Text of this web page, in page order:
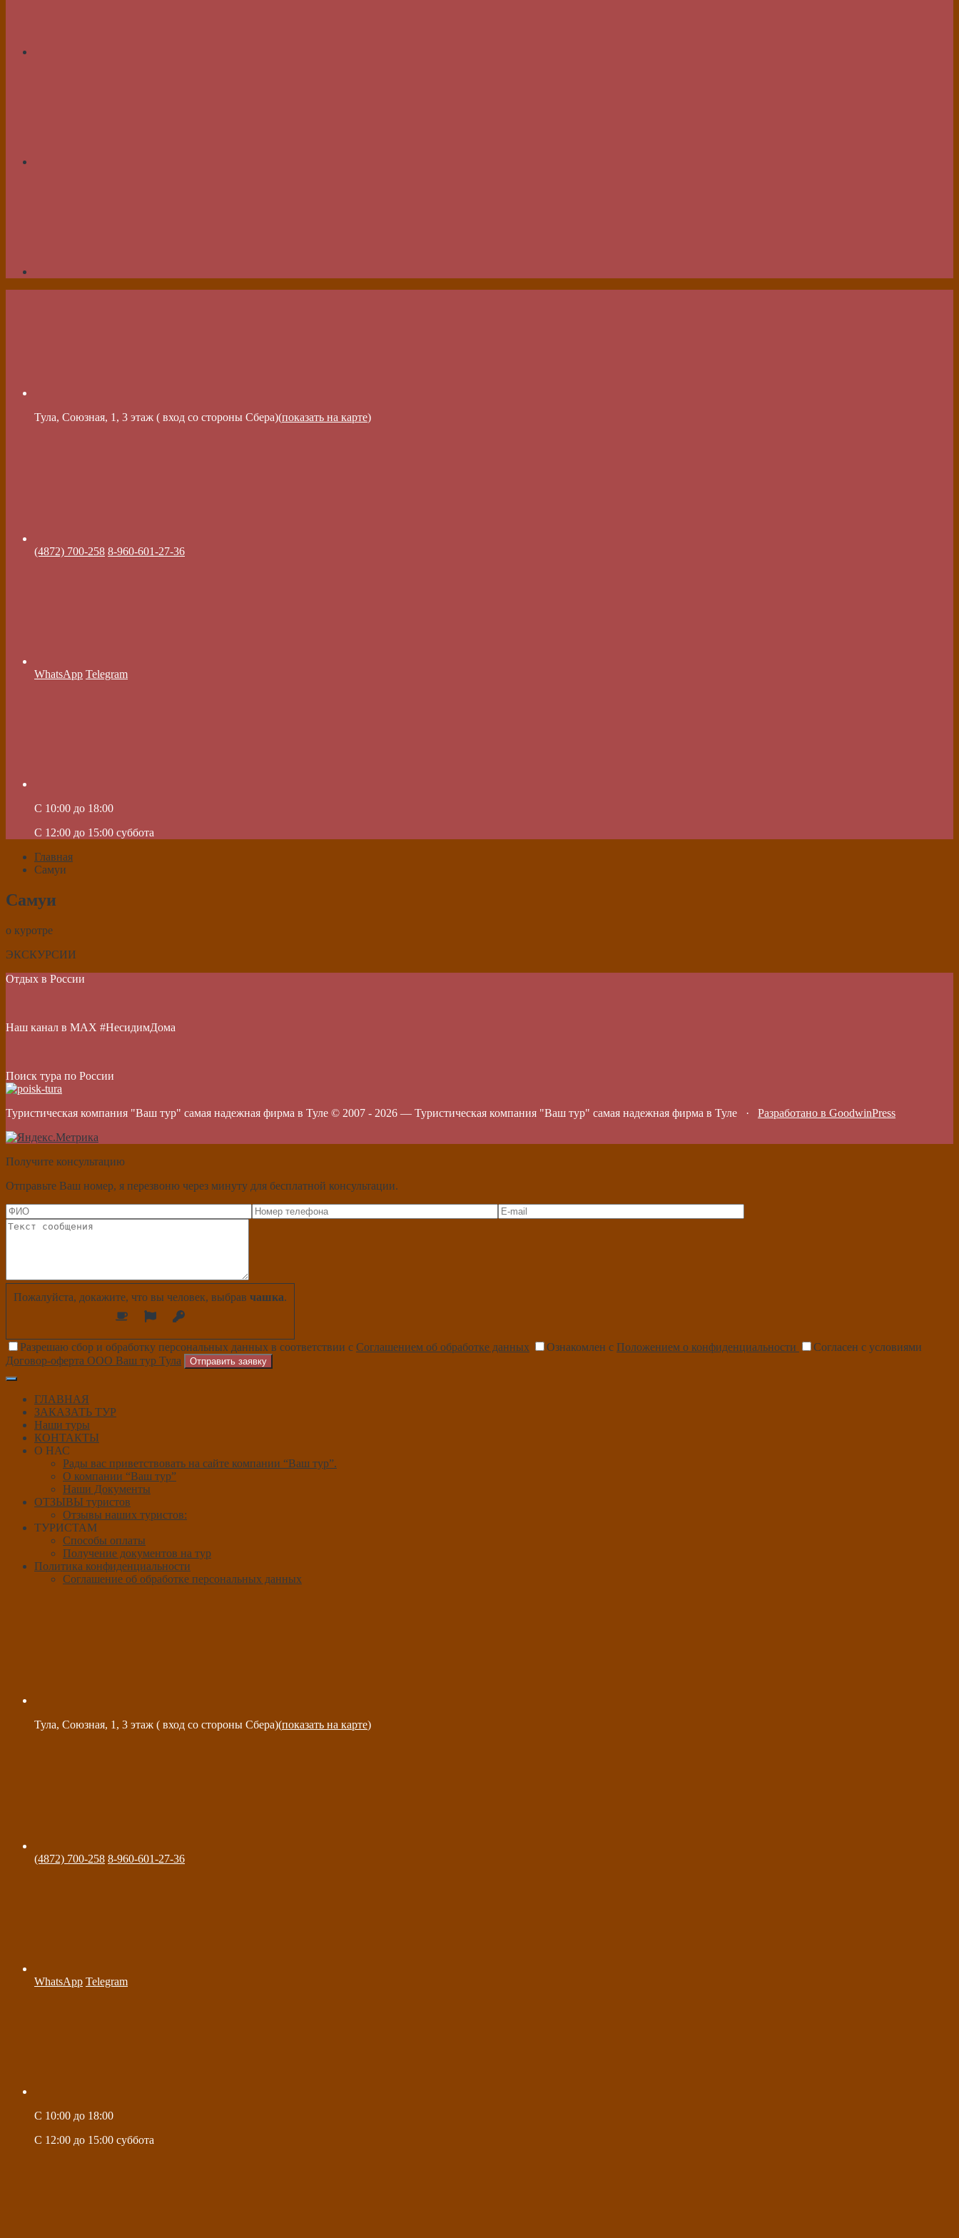
Тула, Союзная, 1, 3 этаж ( вход со стороны Сбера)(показать на карте)
(4872) 700-258 8-960-601-27-36
WhatsApp Telegram
C 10:00 до 18:00
C 12:00 до 15:00 суббота
Главная
Самуи
Самуи
о куротре
ЭКСКУРСИИ
Отдых в России
Наш канал в МАХ #НесидимДома
Поиск тура по России
Туристическая компания "Ваш тур" самая надежная фирма в Туле © 2007 - 2026 — Туристическая компания "Ваш тур" самая надежная фирма в Туле · Разработано в GoodwinPress
Получите консультацию
Отправьте Ваш номер, я перезвоню через минуту для бесплатной консультации.
Пожалуйста, докажите, что вы человек, выбрав чашка.
Разрешаю сбор и обработку персональных данных в соответствии с Соглашением об обработке данных Ознакомлен с Положением о конфиденциальности
Согласен с условиями
Договор-оферта ООО Ваш тур Тула
Отправить заявку
ГЛАВНАЯ
ЗАКАЗАТЬ ТУР
Наши туры
КОНТАКТЫ
О НАС
Рады вас приветствовать на сайте компании “Ваш тур”.
О компании “Ваш тур”
Наши Документы
ОТЗЫВЫ туристов
Отзывы наших туристов:
ТУРИСТАМ
Способы оплаты
Получение документов на тур
Политика конфиденциальности
Соглашение об обработке персональных данных
Тула, Союзная, 1, 3 этаж ( вход со стороны Сбера)(показать на карте)
(4872) 700-258 8-960-601-27-36
WhatsApp Telegram
C 10:00 до 18:00
C 12:00 до 15:00 суббота